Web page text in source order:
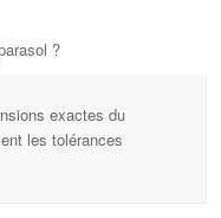
?
exactes du
les tolérances